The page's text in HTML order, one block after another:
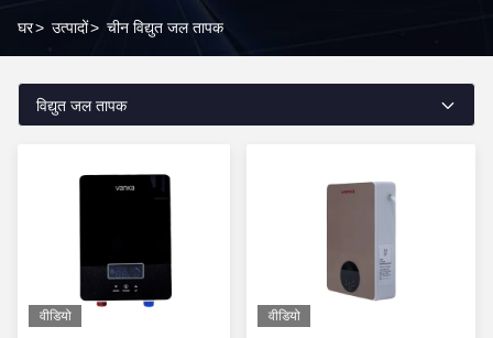
घर> उत्पादों> चीन विद्युत जल तापक
विद्युत जल तापक
वीडियो वीडियो